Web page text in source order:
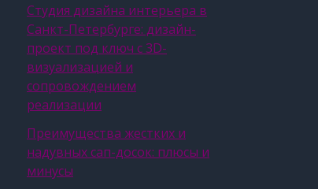
Студия дизайна интерьера в
Санкт-Петербурге: дизайн-
проект под ключ с 3D-
визуализацией и
сопровождением
реализации
Преимущества жестких и
надувных сап-досок: плюсы и
минусы